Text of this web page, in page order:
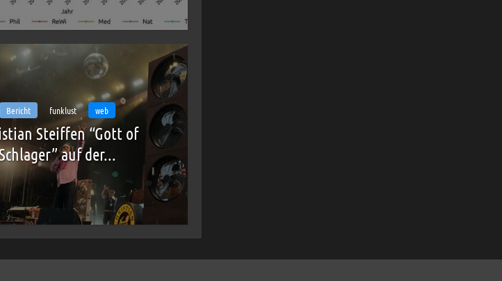
Bericht funklust web
Steiffen “Gott of
auf der...